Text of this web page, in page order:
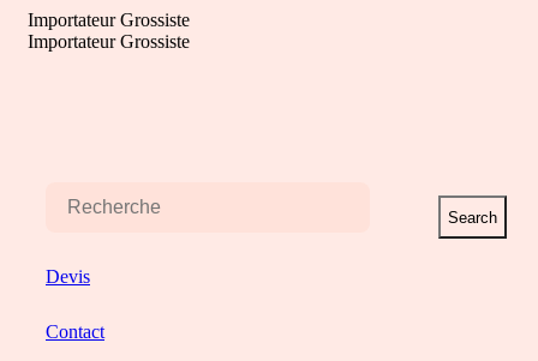
Aller
Importateur Grossiste
Importateur Grossiste
Search
Devis
Contact